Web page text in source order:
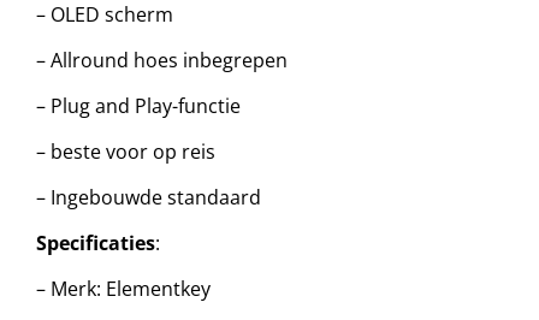
– OLED scherm
– Allround hoes inbegrepen
– Plug and Play-functie
– beste voor op reis
– Ingebouwde standaard
Specificaties:
– Merk: Elementkey